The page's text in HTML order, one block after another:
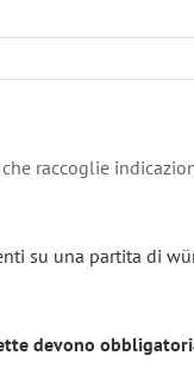
che raccoglie
su una partita di
devono